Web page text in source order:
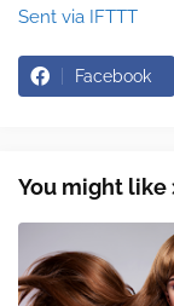
Sent via IFTTT
Facebook
You might like